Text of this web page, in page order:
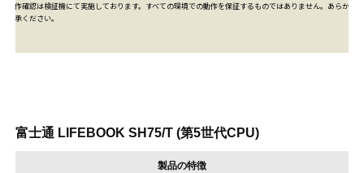
※動作確認は検証機にて実施しております。すべての環境での動作を保証するものではありません。あらかじめ
ご了承ください。
富士通 LIFEBOOK SH75/T (第5世代CPU)
製品の特徴